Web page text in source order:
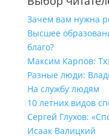
Зачем вам нужна
Высшее
благо?
Максим Карпов:
Разные люди:
На службу людям
10 летних видов
Сергей Глухов:
Исаак Валицкий